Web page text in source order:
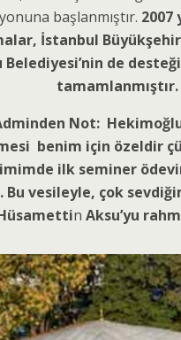
başlanmıştır. 2007
İstanbul
Belediyesi’nin de
tamamlanmıştır.
Not:
benim için özeldir
ilk seminer
Bu vesileyle, çok
n Aksu’yu